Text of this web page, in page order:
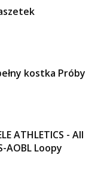
kostka Próby
ATHLETICS - All
AOBL Loopy